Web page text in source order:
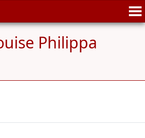
Philippa